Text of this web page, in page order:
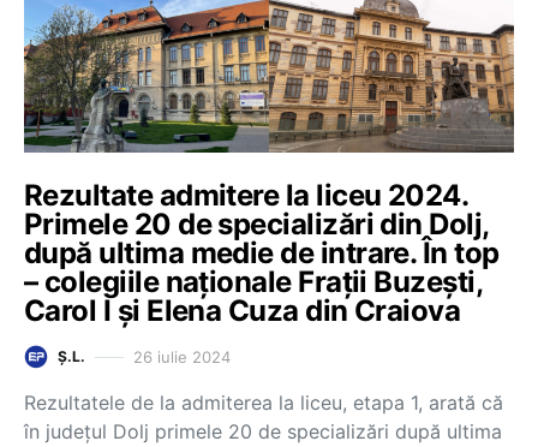
Rezultate admitere la liceu 2024.
Primele 20 de specializări din Dolj,
după ultima medie de intrare. În top
– colegiile naționale Frații Buzești,
Carol I și Elena Cuza din Craiova
Ș.L. 26 iulie 2024
Rezultatele de la admiterea la liceu, etapa 1, arată că
în județul Dolj primele 20 de specializări după ultima